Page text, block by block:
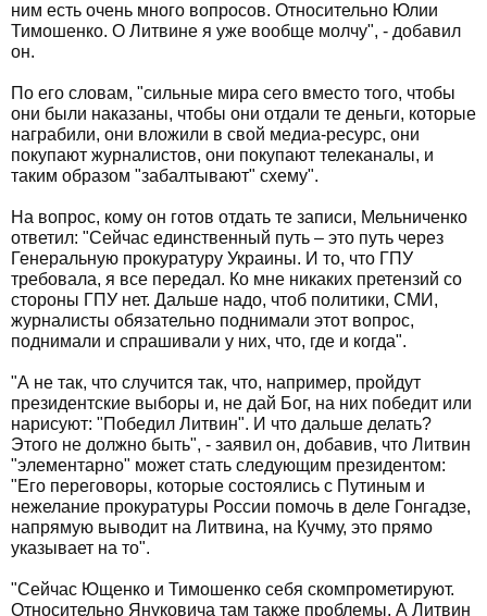
ним есть очень много вопросов. Относительно Юлии
Тимошенко. О Литвине я уже вообще молчу", - добавил
он.
По его словам, "сильные мира сего вместо того, чтобы
они были наказаны, чтобы они отдали те деньги, которые
награбили, они вложили в свой медиа-ресурс, они
покупают журналистов, они покупают телеканалы, и
таким образом "забалтывают" схему".
На вопрос, кому он готов отдать те записи, Мельниченко
ответил: "Сейчас единственный путь – это путь через
Генеральную прокуратуру Украины. И то, что ГПУ
требовала, я все передал. Ко мне никаких претензий со
стороны ГПУ нет. Дальше надо, чтоб политики, СМИ,
журналисты обязательно поднимали этот вопрос,
поднимали и спрашивали у них, что, где и когда".
"А не так, что случится так, что, например, пройдут
президентские выборы и, не дай Бог, на них победит или
нарисуют: "Победил Литвин". И что дальше делать?
Этого не должно быть", - заявил он, добавив, что Литвин
"элементарно" может стать следующим президентом:
"Его переговоры, которые состоялись с Путиным и
нежелание прокуратуры России помочь в деле Гонгадзе,
напрямую выводит на Литвина, на Кучму, это прямо
указывает на то".
"Сейчас Ющенко и Тимошенко себя скомпрометируют.
Относительно Януковича там также проблемы. А Литвин